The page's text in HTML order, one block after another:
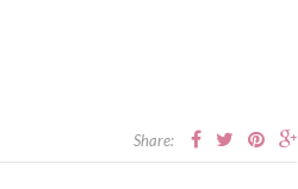
Share: